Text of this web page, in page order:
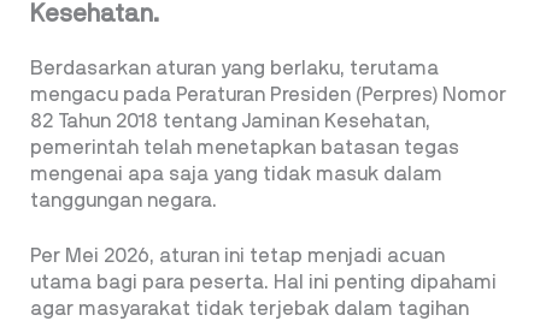
Kesehatan.
Berdasarkan aturan yang berlaku, terutama
mengacu pada Peraturan Presiden (Perpres) Nomor
82 Tahun 2018 tentang Jaminan Kesehatan,
pemerintah telah menetapkan batasan tegas
mengenai apa saja yang tidak masuk dalam
tanggungan negara.
Per Mei 2026, aturan ini tetap menjadi acuan
utama bagi para peserta. Hal ini penting dipahami
agar masyarakat tidak terjebak dalam tagihan